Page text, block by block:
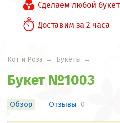
Сделаем любой букет
Доставим за 2 часа
Кот и Роза → Букеты →
Букет №1003
Обзор Отзывы 0